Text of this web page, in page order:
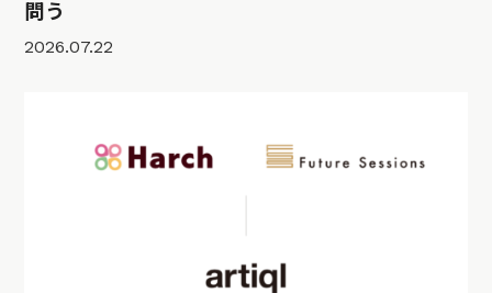
問う
2026.07.22